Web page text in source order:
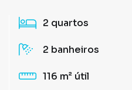
2 quartos
2 banheiros
116 m² útil